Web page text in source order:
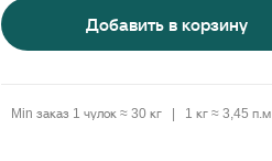
Добавить в корзину
Min заказ 1 чулок ≈ 30 кг 1 кг ≈ 3,45 п.м